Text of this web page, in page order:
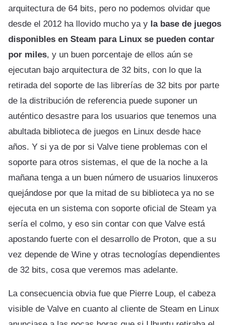
arquitectura de 64 bits, pero no podemos olvidar que
desde el 2012 ha llovido mucho ya y la base de juegos
disponibles en Steam para Linux se pueden contar
por miles, y un buen porcentaje de ellos aún se
ejecutan bajo arquitectura de 32 bits, con lo que la
retirada del soporte de las librerías de 32 bits por parte
de la distribución de referencia puede suponer un
auténtico desastre para los usuarios que tenemos una
abultada biblioteca de juegos en Linux desde hace
años. Y si ya de por si Valve tiene problemas con el
soporte para otros sistemas, el que de la noche a la
mañana tenga a un buen número de usuarios linuxeros
quejándose por que la mitad de su biblioteca ya no se
ejecuta en un sistema con soporte oficial de Steam ya
sería el colmo, y eso sin contar con que Valve está
apostando fuerte con el desarrollo de Proton, que a su
vez depende de Wine y otras tecnologías dependientes
de 32 bits, cosa que veremos mas adelante.
La consecuencia obvia fue que Pierre Loup, el cabeza
visible de Valve en cuanto al cliente de Steam en Linux